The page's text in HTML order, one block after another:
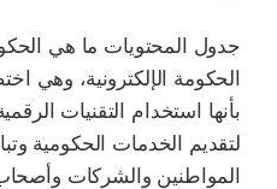
جدول المحتويات ما هي
الحكومة الإلكترونية، وهي
بأنها استخدام التقنيات
لتقديم الخدمات الحكومية
المواطنين والشركات